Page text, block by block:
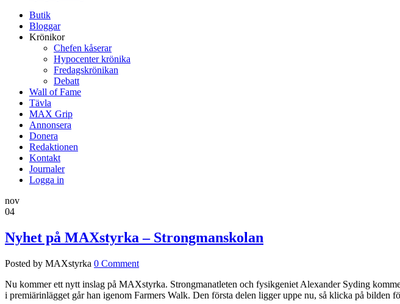
Butik
Bloggar
Krönikor
Chefen kåserar
Hypocenter krönika
Fredagskrönikan
Debatt
Wall of Fame
Tävla
MAX Grip
Annonsera
Donera
Redaktionen
Kontakt
Journaler
Logga in
nov
04
Nyhet på MAXstyrka – Strongmanskolan
Posted by MAXstyrka 0 Comment
Nu kommer ett nytt inslag på MAXstyrka. Strongmanatleten och fysikgeniet Alexander Syding
i premiärinlägget går han igenom Farmers Walk. Den första delen ligger uppe nu, så klicka på bilden